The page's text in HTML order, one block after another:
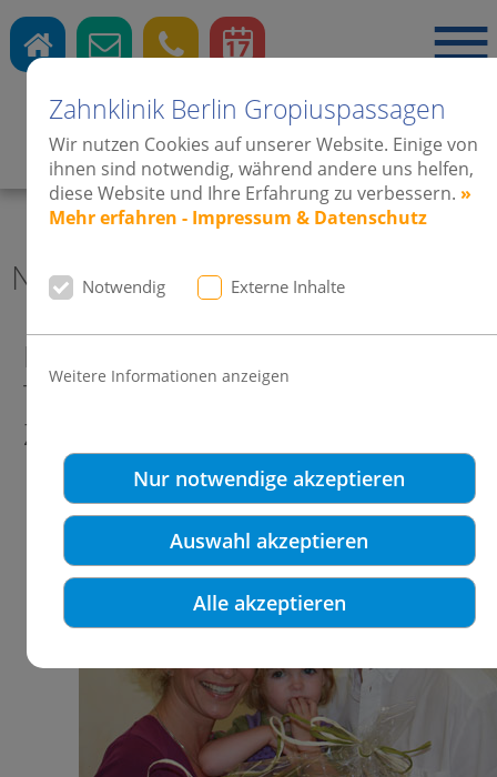
Zahnklinik Berlin Gropiuspassagen
Wir nutzen Cookies auf unserer Website. Einige von
ihnen sind notwendig, während andere uns helfen,
diese Website und Ihre Erfahrung zu verbessern. »
Mehr erfahren - Impressum & Datenschutz
Notwendig Externe Inhalte
Weitere Informationen anzeigen
Nur notwendige akzeptieren
Auswahl akzeptieren
Alle akzeptieren
Zahnärzte ·Kieferorthopädie ·Implantate
News 2009 Zahnklinik Berlin
RTL-Star Heike Kloss mit Ihrer
Tochter Olivia zu Besuch beim
Zahnarzt/Kieferorthopäden.